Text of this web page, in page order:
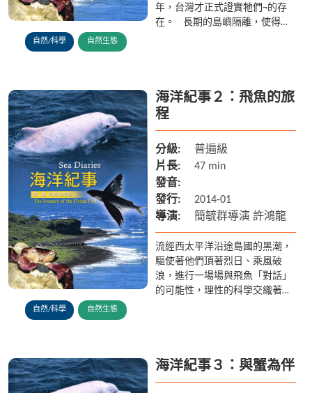
自然/科學 自然生態
年，台灣才正式證實牠們¬的存
在。 長期的島嶼隔離，使得台
自然/科學 自然生態
海洋紀事２：飛魚的旅
程
分級:
普遍級
片長:
47 min
發音:
發行:
2014-01
導演:
簡毓群導演 許鴻龍
流經西太平洋沿途島國的黑潮，
驅使著他們頂著烈日、乘風破
浪，進行一場場與飛魚「對話」
的可能性，理性的科學交織著感
海洋紀事３：與蟹為伴